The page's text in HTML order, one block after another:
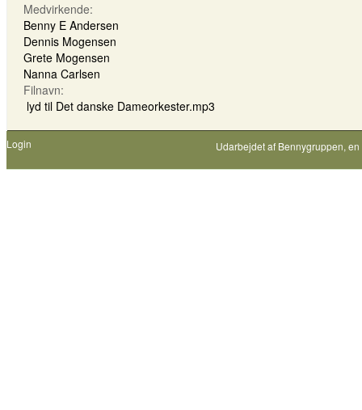
Medvirkende:
Benny E Andersen
Dennis Mogensen
Grete Mogensen
Nanna Carlsen
Filnavn:
lyd til Det danske Dameorkester.mp3
Login Udarbejdet af Bennygruppen,